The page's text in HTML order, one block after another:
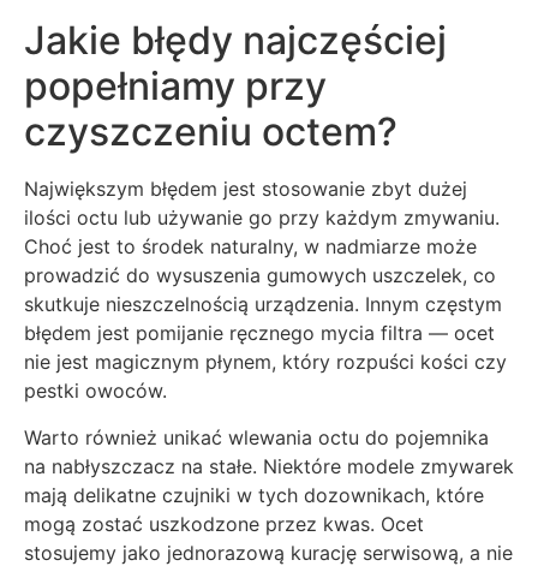
Jakie błędy najczęściej
popełniamy przy
czyszczeniu octem?
Największym błędem jest stosowanie zbyt dużej
ilości octu lub używanie go przy każdym zmywaniu.
Choć jest to środek naturalny, w nadmiarze może
prowadzić do wysuszenia gumowych uszczelek, co
skutkuje nieszczelnością urządzenia. Innym częstym
błędem jest pomijanie ręcznego mycia filtra — ocet
nie jest magicznym płynem, który rozpuści kości czy
pestki owoców.
Warto również unikać wlewania octu do pojemnika
na nabłyszczacz na stałe. Niektóre modele zmywarek
mają delikatne czujniki w tych dozownikach, które
mogą zostać uszkodzone przez kwas. Ocet
stosujemy jako jednorazową kurację serwisową, a nie